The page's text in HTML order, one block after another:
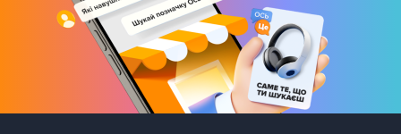
Завантаження
863.7 KB)